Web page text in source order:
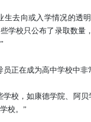
生去向或入学情况的透
学校只公布了录取数量
”
员正在成为高中学校中
学校，如康德学院、阿
校。 ”